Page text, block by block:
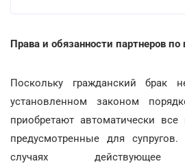
Права и обязанности партнеров
Поскольку гражданский брак
установленном законом
приобретают автоматически
предусмотренные для
случаях действующее